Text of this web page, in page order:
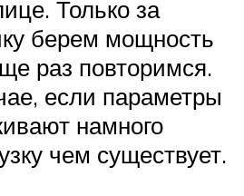
Только за
берем мощность
раз повторимся.
если параметры
намного
чем существует.